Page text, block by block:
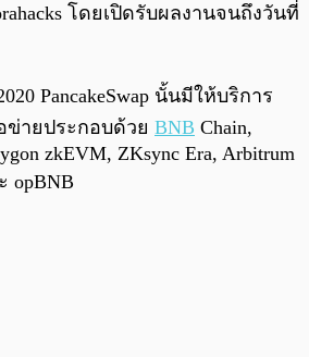
โดยเปิดรับผลงานจนถึงวันที่
PancakeSwap นั้นมีให้บริการ
ข่ายประกอบด้วย BNB Chain,
zkEVM, ZKsync Era, Arbitrum
opBNB